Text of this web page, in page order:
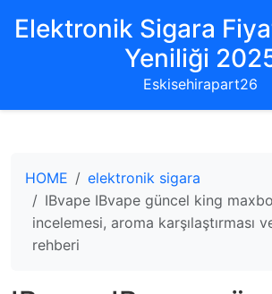
Elektronik Sigara
Yeniliği
Eskisehirapart26
HOME
elektronik sigara
IBvape IBvape güncel king
incelemesi, aroma karşılaştırması
rehberi